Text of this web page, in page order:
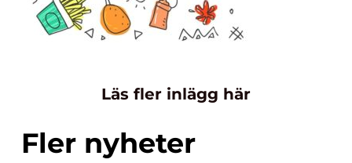
Läs fler inlägg här
Fler nyheter